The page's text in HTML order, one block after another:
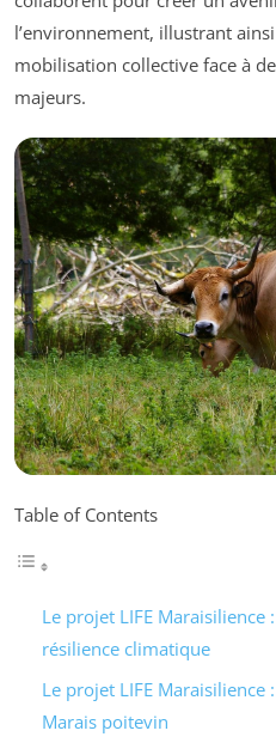
l’environnement, illustrant
mobilisation collective face à
majeurs.
Table of Contents
Le projet LIFE
résilience climatique
Le projet LIFE
Marais poitevin